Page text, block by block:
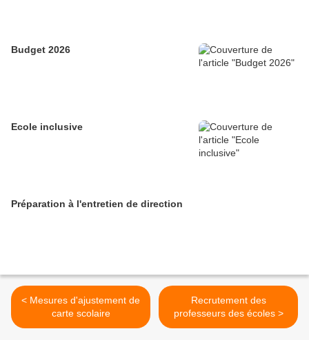
Budget 2026
Ecole inclusive
Préparation à l'entretien de direction
< Mesures d'ajustement de
carte scolaire
Recrutement des
professeurs des écoles >